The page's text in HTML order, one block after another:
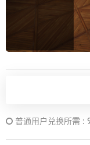
普通用户兑换所需 :